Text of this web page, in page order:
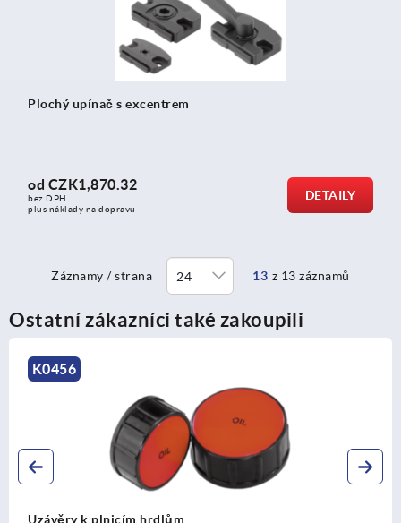
Plochý upínač s excentrem
od CZK1,870.32
bez DPH
plus náklady na dopravu
DETAILY
Záznamy / strana 13 z 13 záznamů
Ostatní zákazníci také zakoupili
Plnicí hrdlo z plastu s upevňovací maticí